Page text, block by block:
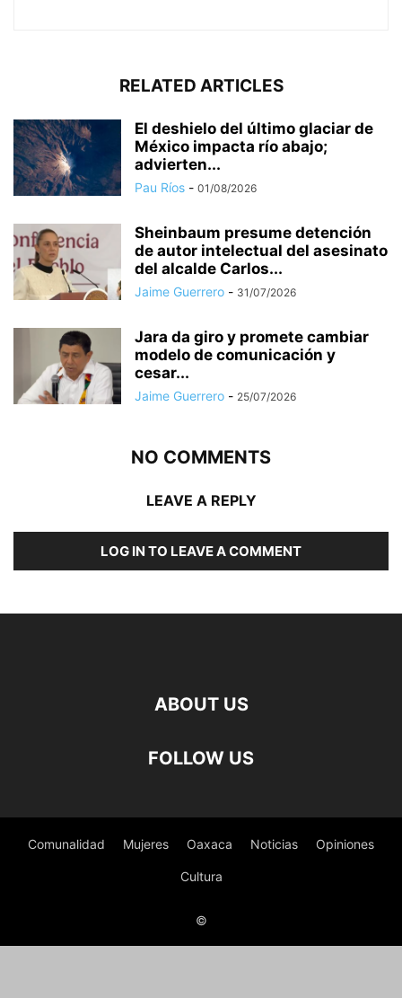
RELATED ARTICLES
El deshielo del último glaciar de
México impacta río abajo;
advierten...
Pau Ríos - 01/08/2026
Sheinbaum presume detención
de autor intelectual del asesinato
del alcalde Carlos...
Jaime Guerrero - 31/07/2026
Jara da giro y promete cambiar
modelo de comunicación y
cesar...
Jaime Guerrero - 25/07/2026
NO COMMENTS
LEAVE A REPLY
LOG IN TO LEAVE A COMMENT
ABOUT US
FOLLOW US
Comunalidad Mujeres Oaxaca Noticias Opiniones
Cultura
©